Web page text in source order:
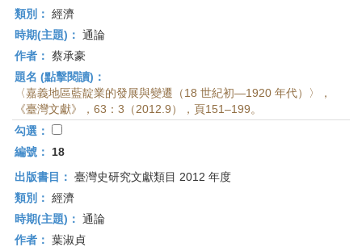
類別： 經濟
時期(主題)： 通論
作者： 蔡承豪
題名 (點擊閱讀)：
〈嘉義地區藍靛業的發展與變遷（18 世紀初—1920 年代）〉，
《臺灣文獻》，63：3（2012.9），頁151–199。
勾選：
編號：
18
出版書目： 臺灣史研究文獻類目 2012 年度
類別： 經濟
時期(主題)： 通論
作者： 葉淑貞